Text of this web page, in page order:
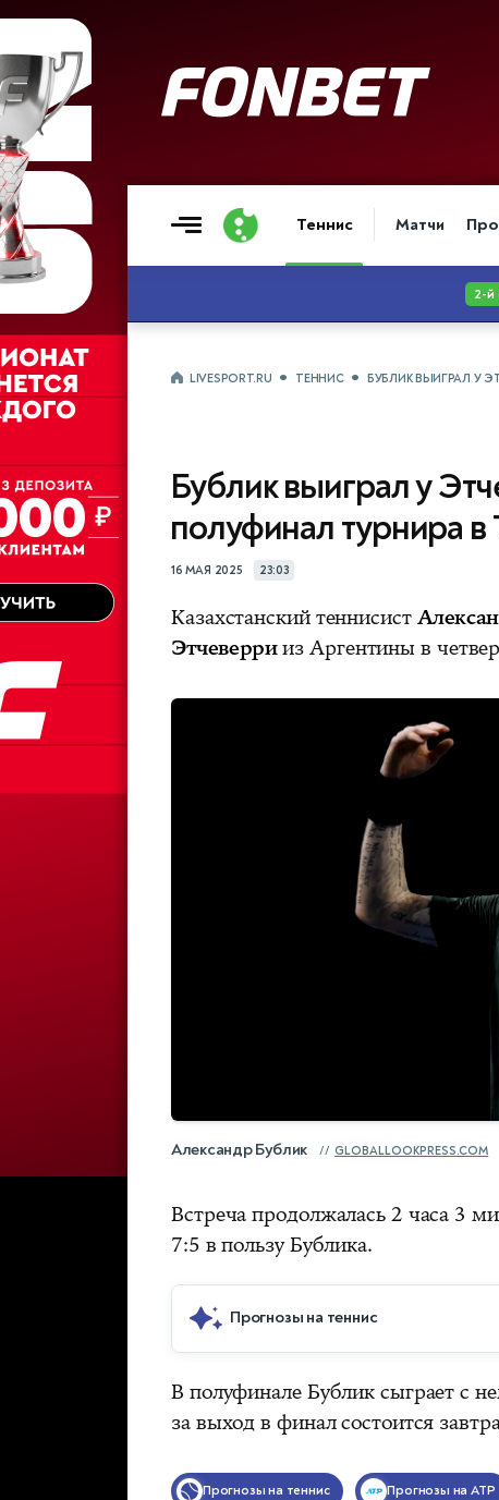
Теннис Матчи
LIVESPORT.RU ТЕННИС БУБЛИК ВЫИГРАЛ У
Бублик выиграл у
полуфинал турнира в
16 МАЯ 2025 23:03
Казахстанский теннисист
Этчеверрииз Аргентины в
Александр Бублик GLOBALLOOKPRESS.COM
Встреча продолжалась 2 часа 3
7:5 в пользу Бублика.
Прогнозы на теннис
В полуфинале Бублик сыграет с
за выход в финал состоится
Прогнозы на теннис Прогнозы на ATP